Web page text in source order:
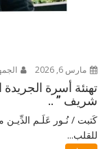
مارس 6, 2026
تهنئة أسرة الجريدة
شريف ” ..
كَتبت / نُـور عَلَـم
للقلب...